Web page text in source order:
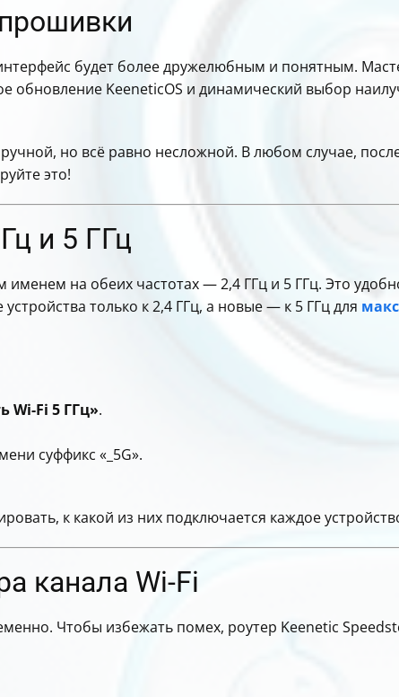
будет более дружелюбным и понятным.
обновление KeeneticOS и динамический выбор
но всё равно несложной. В любом случае,
это!
и 5 ГГц
на обеих частотах — 2,4 ГГц и 5 ГГц. Это
только к 2,4 ГГц, а новые — к 5 ГГц для
Wi-Fi 5 ГГц».
суффикс «_5G».
к какой из них подключается каждое
канала Wi-Fi
Чтобы избежать помех, роутер Keenetic